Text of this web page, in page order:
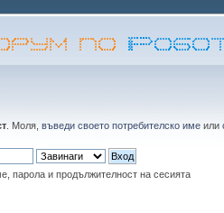
. Моля, въведи своето потребителско име или
парола и продължителност на сесията